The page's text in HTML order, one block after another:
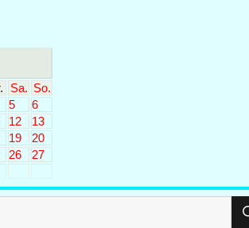
Sa. So.
5
6
12
13
19
20
26
27